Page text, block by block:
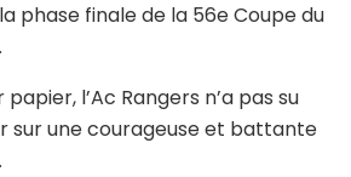
phase finale de la 56e Coupe du
l’Ac Rangers n’a pas su
sur une courageuse et battante